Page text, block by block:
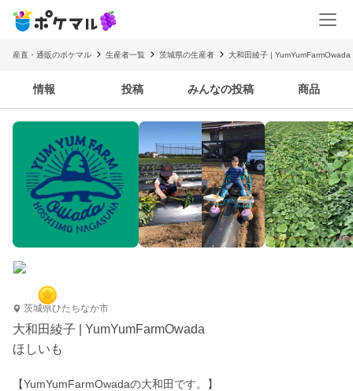
産直・通販のポケマル 生産者一覧 茨城県の生産者 大和田綾子 | YumYumFarmOwada
情報 投稿 みんなの投稿 商品
茨城県ひたちなか市
大和田綾子 | YumYumFarmOwada
ほしいも
【YumYumFarmOwadaの大和田です。】